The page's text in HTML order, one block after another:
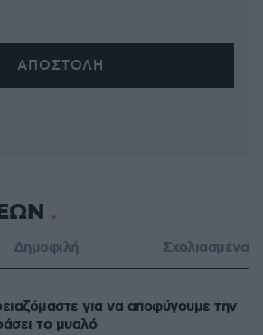
Δημοφιλή Σχολιασμένα
για να αποφύγουμε την
το μυαλό